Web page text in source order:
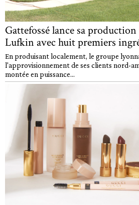
Gattefossé lance sa
Lufkin avec huit premiers
En produisant localement, le groupe
l'approvisionnement de ses clients nord-
montée en puissance...